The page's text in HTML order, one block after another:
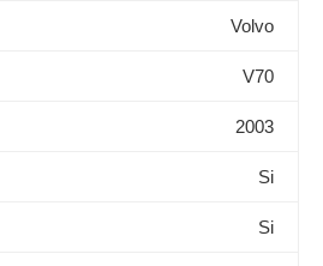
Volvo
V70
2003
Si
Si